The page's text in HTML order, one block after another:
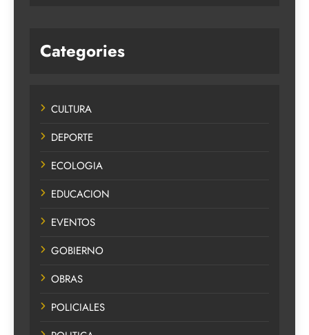
Categories
CULTURA
DEPORTE
ECOLOGIA
EDUCACION
EVENTOS
GOBIERNO
OBRAS
POLICIALES